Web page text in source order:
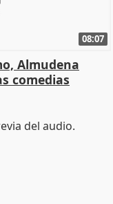
08:07
Almudena
comedias